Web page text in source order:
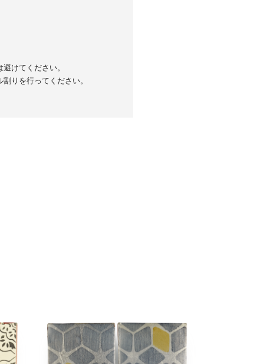
けてください。
りを行ってください。